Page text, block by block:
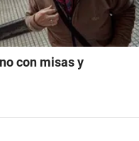
con misas y